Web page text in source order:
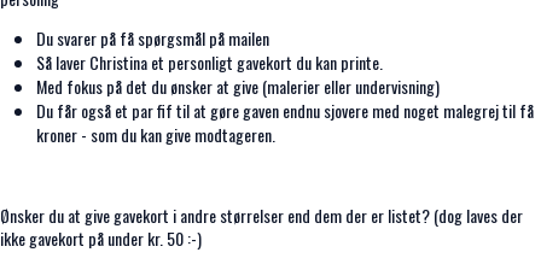
Du svarer på få spørgsmål på mailen
Så laver Christina et personligt gavekort du kan printe.
Med fokus på det du ønsker at give (malerier eller undervisning)
Du får også et par fif til at gøre gaven endnu sjovere med noget malegrej til få
kroner - som du kan give modtageren.
Ønsker du at give gavekort i andre størrelser end dem der er listet? (dog laves der
ikke gavekort på under kr. 50 :-)